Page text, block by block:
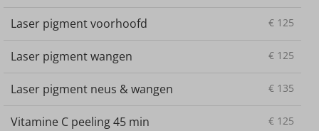
Laser pigment voorhoofd € 125
Laser pigment wangen € 125
Laser pigment neus & wangen € 135
Vitamine C peeling 45 min € 125